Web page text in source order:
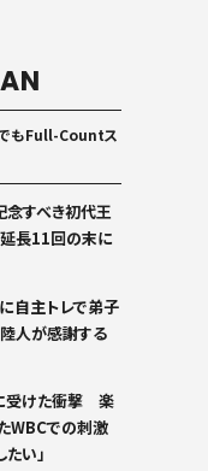
でもFull-Countス
すべき初代王
長11回の末に
自主トレで弟子
人が感謝する
受けた衝撃 楽
WBCでの刺激
い」